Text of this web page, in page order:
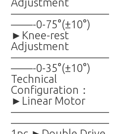
—————————
——-0-75°(±10°)
►Knee-rest
Adjustment
—————————
——-0-35°(±10°)
Technical
Configuration：
►Linear Motor
—————————
—————————